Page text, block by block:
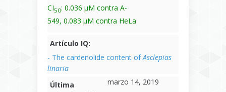
CI50: 0.036 μM contra A-
549, 0.083 μM contra HeLa
Artículo IQ:
- The cardenolide content ofAsclepias
linaria
Última
marzo 14, 2019